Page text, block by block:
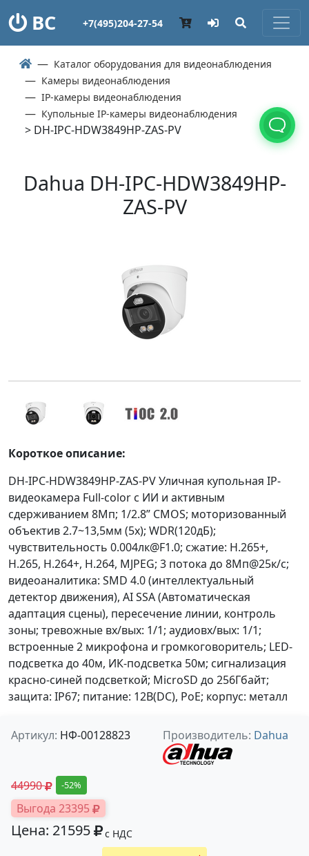
ВС +7(495)204-27-54
Каталог оборудования для видеонаблюдения
Камеры видеонаблюдения
IP-камеры видеонаблюдения
Купольные IP-камеры видеонаблюдения
> DH-IPC-HDW3849HP-ZAS-PV
Dahua DH-IPC-HDW3849HP-
ZAS-PV
Короткое описание:
DH-IPC-HDW3849HP-ZAS-PV Уличная купольная IP-
видеокамера Full-color с ИИ и активным
сдерживанием 8Мп; 1/2.8” CMOS; моторизованный
объектив 2.7~13,5мм (5x); WDR(120дБ);
чувствительность 0.004лк@F1.0; сжатие: H.265+,
H.265, H.264+, H.264, MJPEG; 3 потока до 8Мп@25к/с;
видеоаналитика: SMD 4.0 (интеллектуальный
детектор движения), AI SSA (Автоматическая
адаптация сцены), пересечение линии, контроль
зоны; тревожные вх/вых: 1/1; аудиовх/вых: 1/1;
встроенные 2 микрофона и громкоговоритель; LED-
подсветка до 40м, ИК-подсветка 50м; сигнализация
красно-синей подсветкой; MicroSD до 256Гбайт;
защита: IP67; питание: 12В(DC), PoE; корпус: металл
Артикул: НФ-00128823 Производитель: Dahua
44990 -52%
Выгода 23395
Цена: 21595 с НДС